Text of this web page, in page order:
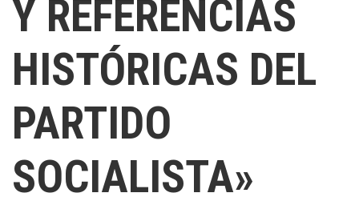
Y REFERENCIAS
HISTÓRICAS DEL
PARTIDO
SOCIALISTA»